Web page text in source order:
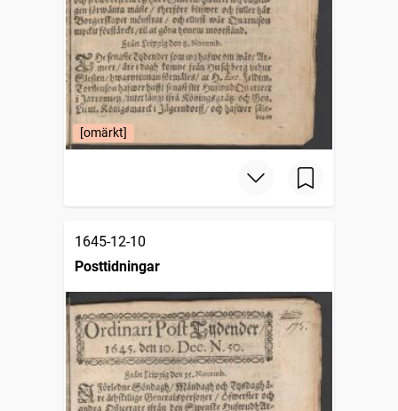
[omärkt]
1645-12-10
Posttidningar